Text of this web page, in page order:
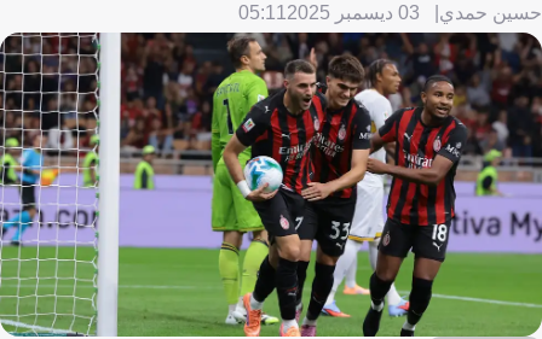
حسين حمدي 03 ديسمبر 2025 05:11